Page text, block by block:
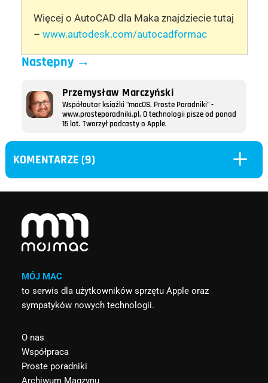
Więcej o AutoCAD dla Maka znajdziecie tutaj
– www.autodesk.com/autocadformac
Następny→
Przemysław Marczyński
Współautor książki "macOS. Proste Poradniki" -
www.prosteporadniki.pl. O technologii pisze od ponad
15 lat. Tworzył podcasty o Apple.
KOMENTARZE (9) L
MÓJ MAC
to serwis dla użytkowników sprzętu Apple oraz
sympatyków nowych technologii.
O nas
Współpraca
Proste poradniki
Archiwum Magzynu